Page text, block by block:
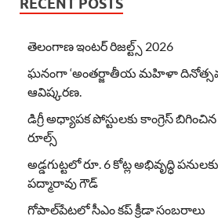
RECENT POSTS
తెలంగాణ ఇంటర్ రిజల్ట్స్ 2026
ఘనంగా ‘అంతర్జాతీయ మహిళా దినోత్సవ’
ఆవిష్కరణ.
డిగ్రీ అధ్యాపక పోస్టులకు కాంగ్రెస్ బిగించిన
రూల్స్
అడ్డగుట్టలో రూ. 6 కోట్ల అభివృద్ధి
పద్మారావు గౌడ్
గోపాల్‌పేటలో సీఎం కప్ క్రీడా సంబరాలు